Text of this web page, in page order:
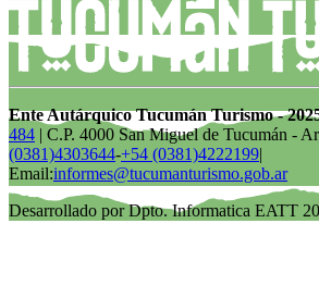
Ente Autárquico Tucumán Turismo -
484 | C.P. 4000 San Miguel de Tucumán -
(0381)4303644-+54 (0381)4222199|
Email:informes@tucumanturismo.gob.ar
Desarrollado por Dpto. Informatica EATT